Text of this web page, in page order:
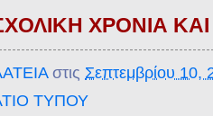
ΧΡΟΝΙΑ
στις Σεπτεμβρίου 10,
ΤΥΠΟΥ